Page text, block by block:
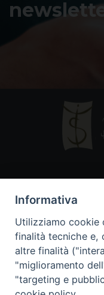
86170
Informativa
Utilizziamo cookie
finalità tecniche e,
altre finalità
"miglioramento
"targeting e